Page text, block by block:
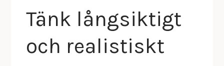
Tänk långsiktigt
och realistiskt